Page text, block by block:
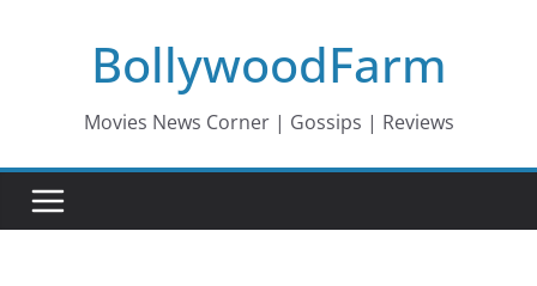
BollywoodFarm
Movies News Corner | Gossips | Reviews